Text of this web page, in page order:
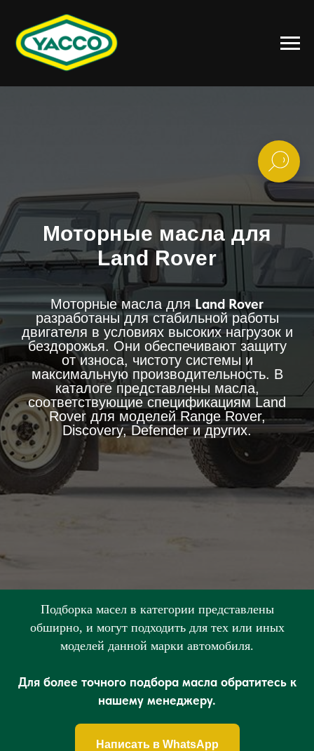
Моторные масла для
Land Rover
Моторные масла для Land Rover
разработаны для стабильной работы
двигателя в условиях высоких нагрузок и
бездорожья. Они обеспечивают защиту
от износа, чистоту системы и
максимальную производительность. В
каталоге представлены масла,
соответствующие спецификациям Land
Rover для моделей Range Rover,
Discovery, Defender и других.
Подборка масел в категории представлены
обширно, и могут подходить для тех или иных
моделей данной марки автомобиля.
Для более точного подбора масла обратитесь к
нашему менеджеру.
Написать в WhatsApp